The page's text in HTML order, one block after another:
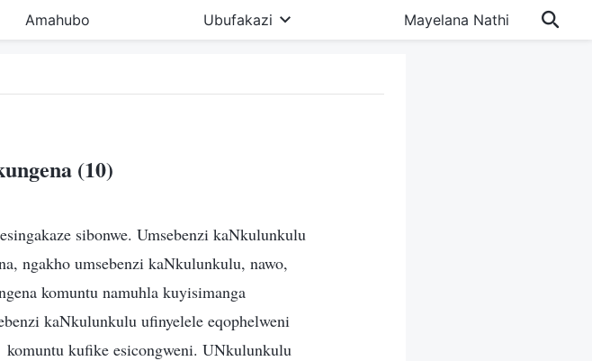
Amahubo Ubufakazi Mayelana Nathi
(10)
sibonwe. Umsebenzi kaNkulunkulu
ngakho umsebenzi kaNkulunkulu, nawo,
komuntu namuhla kuyisimanga
kaNkulunkulu ufinyelele eqophelweni
komuntu kufike esicongweni. UNkulunkulu